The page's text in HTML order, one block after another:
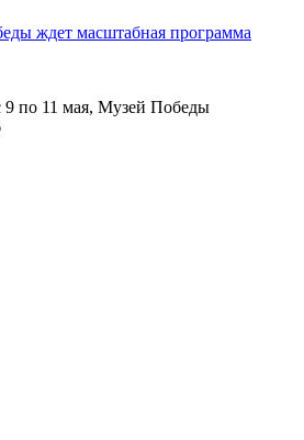
ждет масштабная программа
9 по 11 мая, Музей Победы